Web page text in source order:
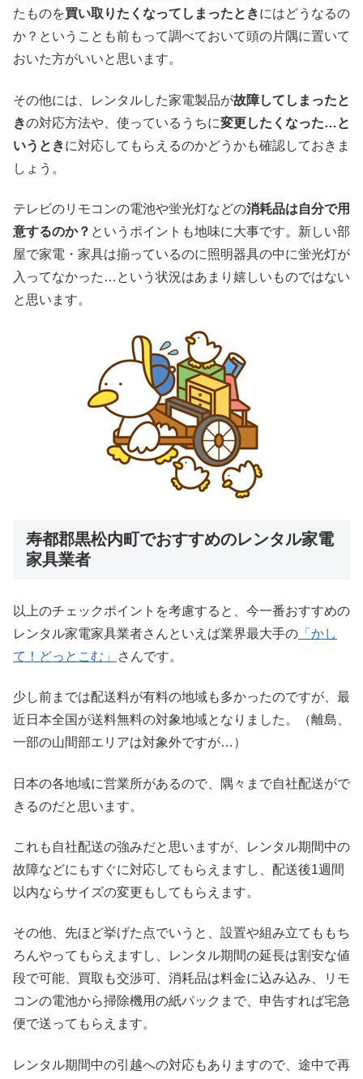
たものを買い取りたくなってしまったときにはどうなるの
か？ということも前もって調べておいて頭の片隅に置いて
おいた方がいいと思います。
その他には、レンタルした家電製品が故障してしまったと
きの対応方法や、使っているうちに変更したくなった…と
いうときに対応してもらえるのかどうかも確認しておきま
しょう。
テレビのリモコンの電池や蛍光灯などの消耗品は自分で用
意するのか？ というポイントも地味に大事です。新しい部
屋で家電・家具は揃っているのに照明器具の中に蛍光灯が
入ってなかった…という状況はあまり嬉しいものではない
と思います。
寿都郡黒松内町でおすすめのレンタル家電
家具業者
以上のチェックポイントを考慮すると、今一番おすすめの
レンタル家電家具業者さんといえば業界最大手の 「かし
て！どっとこむ」
さんです。
少し前までは配送料が有料の地域も多かったのですが、最
近日本全国が送料無料の対象地域となりました。（離島、
一部の山間部エリアは対象外ですが…）
日本の各地域に営業所があるので、隅々まで自社配送がで
きるのだと思います。
これも自社配送の強みだと思いますが、レンタル期間中の
故障などにもすぐに対応してもらえますし、配送後1週間
以内ならサイズの変更もしてもらえます。
その他、先ほど挙げた点でいうと、設置や組み立てももち
ろんやってもらえますし、レンタル期間の延長は割安な値
段で可能、買取も交渉可、消耗品は料金に込み込み、リモ
コンの電池から掃除機用の紙パックまで、申告すれば宅急
便で送ってもらえます。
レンタル期間中の引越への対応もありますので、途中で再